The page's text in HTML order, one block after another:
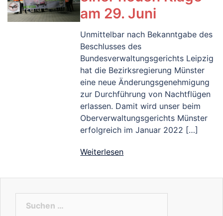
am 29. Juni
Unmittelbar nach Bekanntgabe des
Beschlusses des
Bundesverwaltungsgerichts Leipzig
hat die Bezirksregierung Münster
eine neue Änderungsgenehmigung
zur Durchführung von Nachtflügen
erlassen. Damit wird unser beim
Oberverwaltungsgerichts Münster
erfolgreich im Januar 2022 […]
Weiterlesen
nach: